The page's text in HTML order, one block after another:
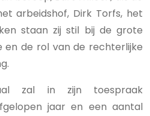
arbeidshof, Dirk Torfs, het
staan zij stil bij de grote
en de rol van de rechterlijke
zal in zijn toespraak
jaar en een aantal